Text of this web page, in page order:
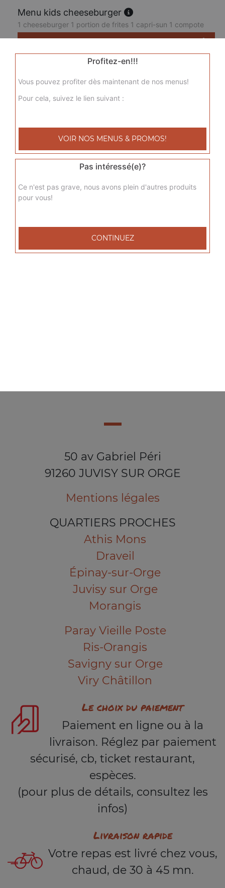
Menu kids cheeseburger
1 cheeseburger 1 portion de frites 1 capri-sun 1 compote
7.50€
50 av Gabriel Péri
91260 JUVISY SUR ORGE
Mentions légales
QUARTIERS PROCHES
Athis Mons
Draveil
Épinay-sur-Orge
Juvisy sur Orge
Morangis
Paray Vieille Poste
Ris-Orangis
Savigny sur Orge
Viry Châtillon
Le choix du paiement
Paiement en ligne ou à la
livraison. Réglez par paiement
sécurisé, cb, ticket restaurant,
espèces.
(pour plus de détails, consultez les
infos)
Livraison rapide
Votre repas est livré chez vous,
chaud, de 30 à 45 mn.
Profitez-en!!!
Vous pouvez profiter dès maintenant de nos menus!
Pour cela, suivez le lien suivant :
VOIR NOS MENUS & PROMOS!
Pas intéressé(e)?
Ce n'est pas grave, nous avons plein d'autres produits
pour vous!
CONTINUEZ